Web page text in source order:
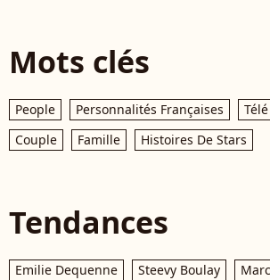
Mots clés
People Personnalités Françaises Télé
Couple
Famille Histoires De Stars
Tendances
Emilie Dequenne Steevy Boulay